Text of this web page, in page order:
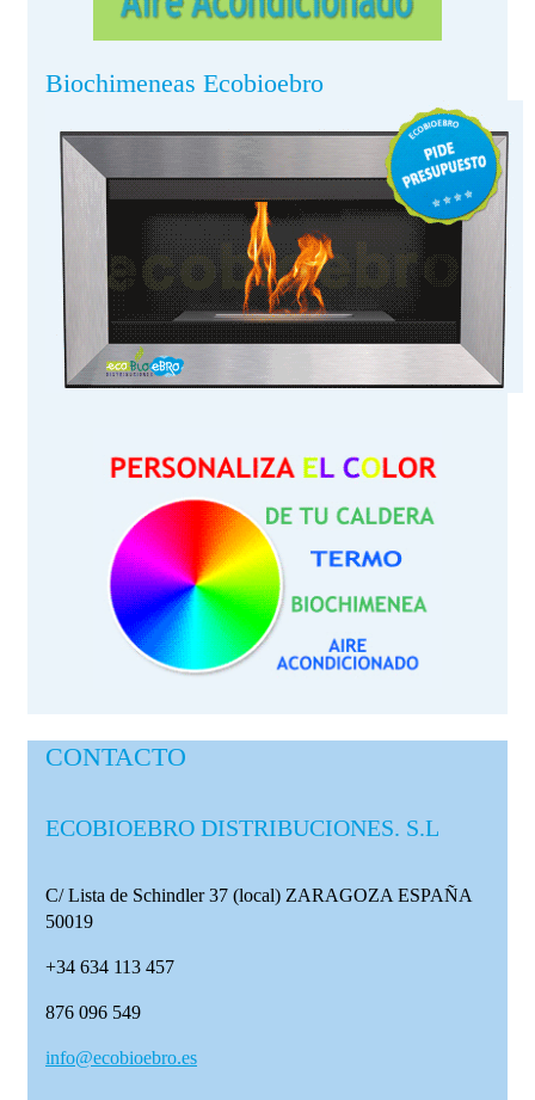
Biochimeneas Ecobioebro
CONTACTO
ECOBIOEBRO DISTRIBUCIONES. S.L
C/ Lista de Schindler 37 (local) ZARAGOZA ESPAÑA
50019
+34 634 113 457
876 096 549
info@ecobioebro.es